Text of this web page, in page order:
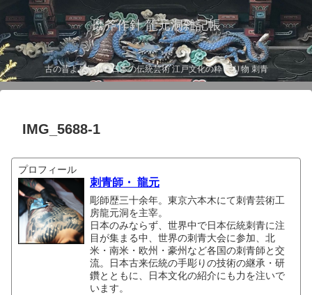
磨斧作針 龍元洞雑記帳
古の昔より伝わる日本の伝統芸術 江戸文化の粋 彫り物 刺青
IMG_5688-1
プロフィール
刺青師・ 龍元
彫師歴三十余年。東京六本木にて刺青芸術工
房龍元洞を主宰。
日本のみならず、世界中で日本伝統刺青に注
目が集まる中、世界の刺青大会に参加、北
米・南米・欧州・豪州など各国の刺青師と交
流。日本古来伝統の手彫りの技術の継承・研
鑽とともに、日本文化の紹介にも力を注いで
います。